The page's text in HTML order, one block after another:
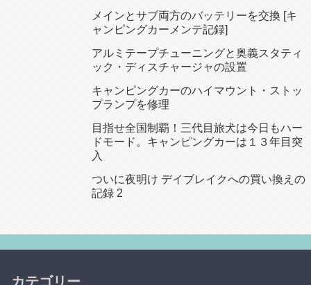
メインとサブ両方のバッテリーを交換 [キ
ャンピングカーメンテ記録]
アルミテープチューニングと奥義スタティ
ック・ディスチャージャの設置
キャンピングカーのハイマウント・ストッ
プランプを修理
目指せ全国制覇！三代目旅犬は今日もハー
ドモード。キャンピングカーは１３年目突
入
ついに夜明け デイブレイクへの買い換えの
記録 2
カテゴリー